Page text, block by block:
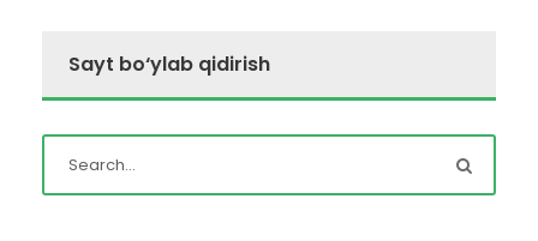
Sayt bo‘ylab qidirish